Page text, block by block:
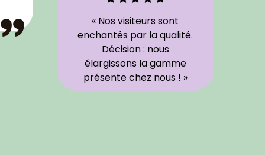
« Nos visiteurs sont
enchantés par la qualité.
Décision : nous
élargissons la gamme
présente chez nous ! »